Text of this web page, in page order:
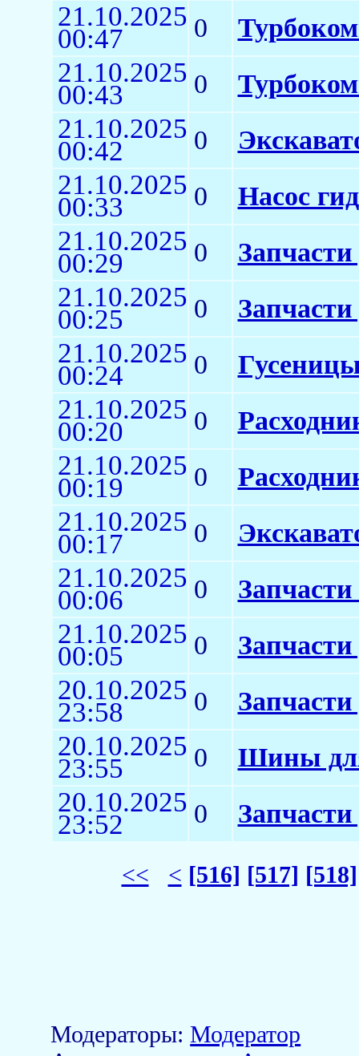
21.10.2025
00:47 0
21.10.2025
00:43 0
21.10.2025
00:42 0
21.10.2025
00:33 0 Насос
21.10.2025
00:29 0
21.10.2025
00:25 0
21.10.2025
00:24 0
21.10.2025
00:20 0
21.10.2025
00:19 0
21.10.2025
00:17 0
21.10.2025
00:06 0 Запчасти
21.10.2025
00:05 0 Запчасти
20.10.2025
23:58 0 Запчасти
20.10.2025
23:55 0 Шины
20.10.2025
23:52 0
<< < [516] [517] [518]
Модераторы:Модератор